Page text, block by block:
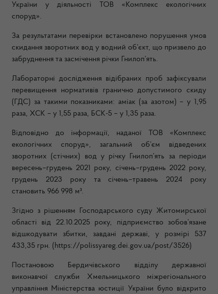
України у діяльності ТОВ «Комплекс екологічних
споруд».
За результатами перевірки встановлено порушення умов
скидання зворотних вод у водний об’єкт, що призвело до
забруднення та засмічення річки Гнилоп’ять.
Лабораторні дослідження відібраних проб зафіксували
перевищення нормативів гранично допустимого скиду
(ГДС) за такими показниками: аміак (за азотом) – у 1,95
раза, ХСК – у 1,55 раза, БСК-5 – у 1,35 раза.
Відповідно до інформації, наданої ТОВ «Комплекс
екологічних споруд», загальний об’єм відведених
зворотних (стічних) вод у річку Гнилоп’ять за періоди
вересень–грудень 2021 року, січень–грудень 2022 року,
грудень 2023 року та січень–травень 2024 року
становить 966 998 м³.
Згідно з рішенням Господарського суду Житомирської
області від 22.10.2025 року, підприємство зобов’язане
відшкодувати збитки, завдані державі, у розмірі 537
433,35 грн. (https://polissyareg.dei.gov.ua/post/3526)
Постановою Бердичівського відділу державної
виконавчої служби Хмельницького міжрегіонального
управління Міністерства юстиції України було відкрито